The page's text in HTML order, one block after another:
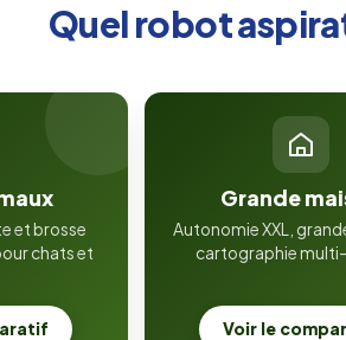
Quel robot
et brosse
chats et
Grande
Autonomie XXL,
cartographie
Voir le